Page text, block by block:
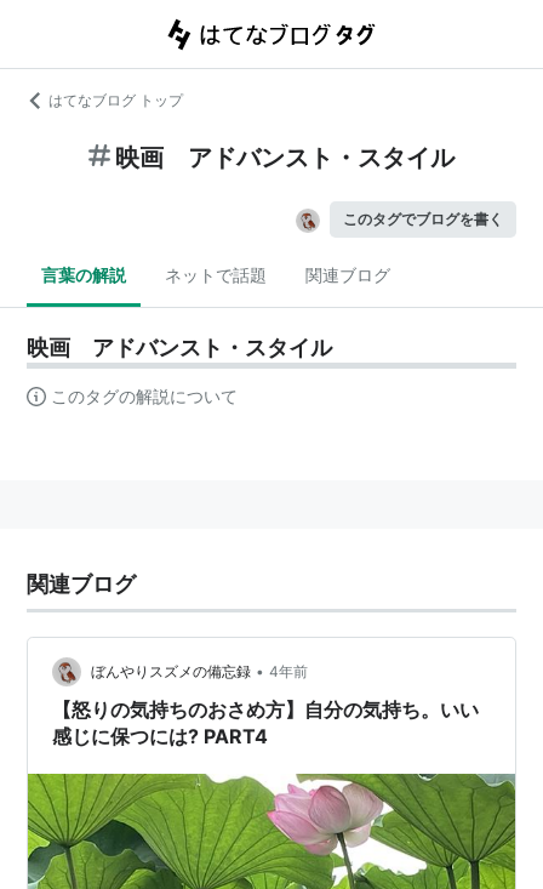
はてなブログ トップ
映画 アドバンスト・スタイル
このタグでブログを書く
言葉の解説 ネットで話題 関連ブログ
映画 アドバンスト・スタイル
このタグの解説について
関連ブログ
ぼんやりスズメの備忘録 • 4年前
【怒りの気持ちのおさめ方】自分の気持ち。いい
感じに保つには? PART4